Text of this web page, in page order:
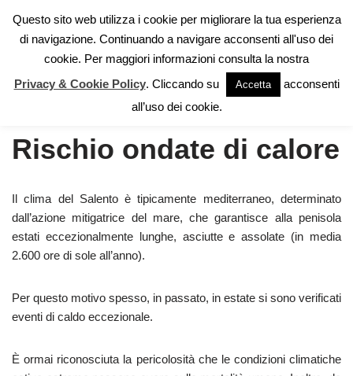
Vai
contenuto
Rischio ondate di calore
Rischio ondate di calore
Il clima del Salento è tipicamente mediterraneo, determinato
dall’azione mitigatrice del mare, che garantisce alla penisola
estati eccezionalmente lunghe, asciutte e assolate (in media
2.600 ore di sole all’anno).
Per questo motivo spesso, in passato, in estate si sono verificati
eventi di caldo eccezionale.
È ormai riconosciuta la pericolosità che le condizioni climatiche
Questo sito web utilizza i cookie per migliorare la tua esperienza
di navigazione. Continuando a navigare acconsenti all'uso dei
cookie. Per maggiori informazioni consulta la nostra
Privacy & Cookie Policy. Cliccando su Accetta
acconsenti
all’uso dei cookie.